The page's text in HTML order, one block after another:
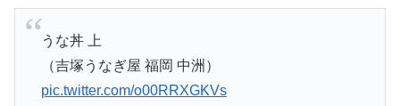
うな丼 上
（吉塚うなぎ屋 福岡 中洲）
pic.twitter.com/o00RRXGKVs